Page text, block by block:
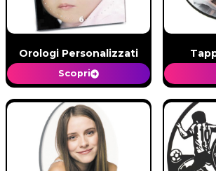
Orologi Personalizzati
Scopri